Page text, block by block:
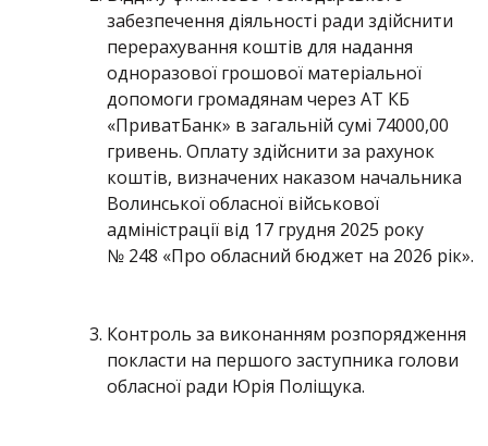
забезпечення діяльності ради здійснити
перерахування коштів для надання
одноразової грошової матеріальної
допомоги громадянам через АТ КБ
«ПриватБанк» в загальній сумі 74000,00
гривень. Оплату здійснити за рахунок
коштів, визначених наказом начальника
Волинської обласної військової
адміністрації від 17 грудня 2025 року
№ 248 «Про обласний бюджет на 2026 рік».
Контроль за виконанням розпорядження
покласти на першого заступника голови
обласної ради Юрія Поліщука.